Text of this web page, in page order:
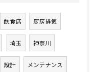
飲食店 厨房排気
埼玉 神奈川
設計 メンテナンス